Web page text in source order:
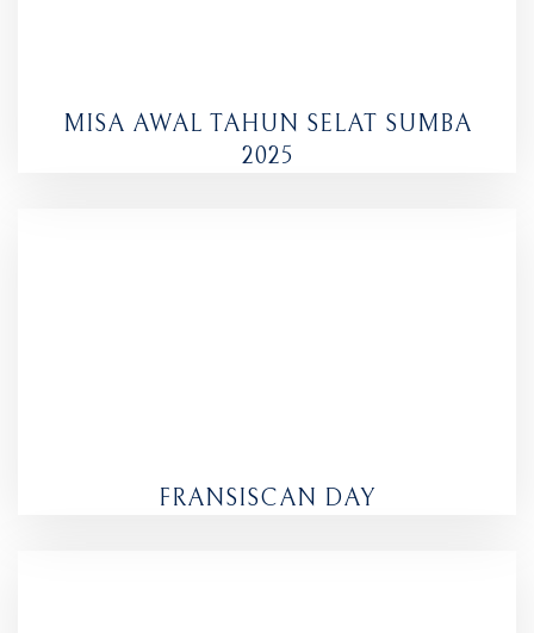
MISA AWAL TAHUN SELAT SUMBA
2025
FRANSISCAN DAY